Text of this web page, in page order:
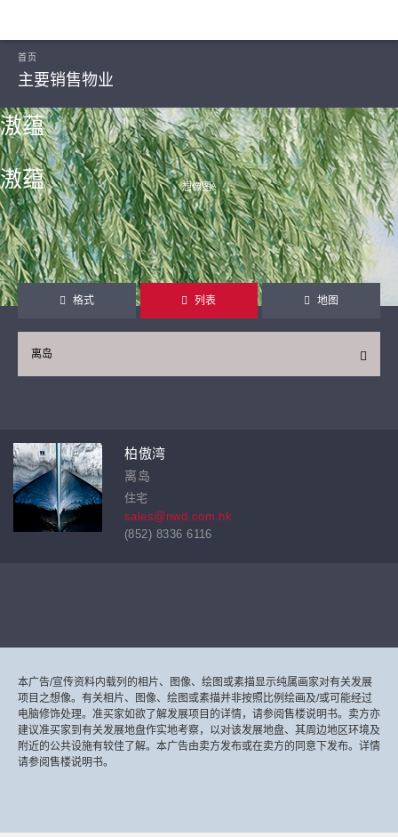
首页
主要销售物业
滶蕴
想像图ᴬ
滶蕴
格式 列表 地图
离岛
柏傲湾
离岛
住宅
sales@nwd.com.hk
(852) 8336 6116
本广告/宣传资料内载列的相片、图像、绘图或素描显示纯属画家对有关发展
项目之想像。有关相片、图像、绘图或素描并非按照比例绘画及/或可能经过
电脑修饰处理。准买家如欲了解发展项目的详情，请参阅售楼说明书。卖方亦
建议准买家到有关发展地盘作实地考察，以对该发展地盘、其周边地区环境及
附近的公共设施有较佳了解。本广告由卖方发布或在卖方的同意下发布。详情
请参阅售楼说明书。
继续